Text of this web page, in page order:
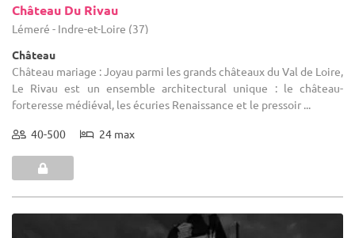
Château Du Rivau
Lémeré - Indre-et-Loire (37)
Château
Château mariage : Joyau parmi les grands châteaux du Val de Loire,
Le Rivau est un ensemble architectural unique : le château-
forteresse médiéval, les écuries Renaissance et le pressoir ...
40-500 24 max